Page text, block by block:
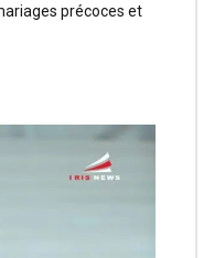
précoces et